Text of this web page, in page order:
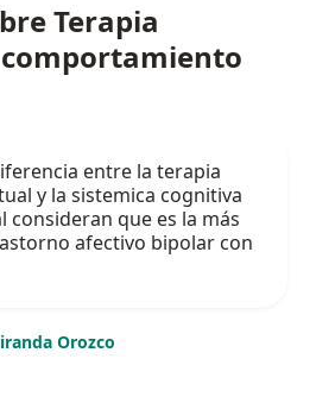
Terapia
entre la terapia
y la sistemica cognitiva
consideran que es la más
afectivo bipolar con
Orozco